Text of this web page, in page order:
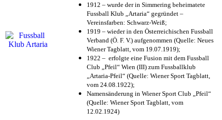
1912 – wurde der in Simmering beheimatete
Fussball Klub „Artaria“ gegründet –
Vereinsfarben: Schwarz-Weiß;
1919 – wieder in den Österreichischen Fussball
Verband (Ö. F. V.) aufgenommen (Quelle: Neues
Wiener Tagblatt, vom 19.07.1919);
1922 – erfolgte eine Fusion mit dem Fussball
Club „Pfeil“ Wien (III) zum Fussballklub
„Artaria-Pfeil“ (Quelle: Wiener Sport Tagblatt,
vom 24.08.1922);
Namensänderung in Wiener Sport Club „Pfeil“
(Quelle: Wiener Sport Tagblatt, vom
12.02.1924)